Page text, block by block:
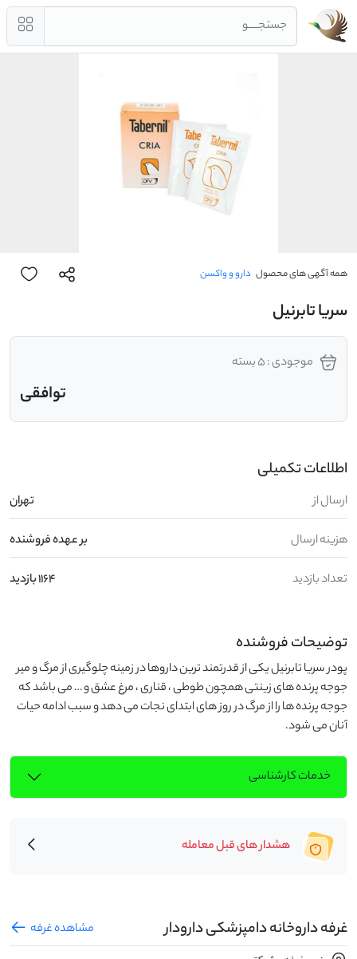
جستجــــو
همه آگهی های محصول دارو و واکسن
سریا تابرنیل
موجودی : 5 بسته
توافقی
اطلاعات تکمیلی
ارسال از تهران
هزینه ارسال بر عهده فروشنده
تعداد بازدید 1164 بازدید
توضیحات فروشنده
پودر سریا تابرنیل یکی از قدرتمند ترین داروها در زمینه چلوگیری از مرگ و میر
آنان می شود.
خدمات کارشناسی
هشدار های قبل معامله
غرفه داروخانه دامپزشکی دارودار
مشاهده غرفه